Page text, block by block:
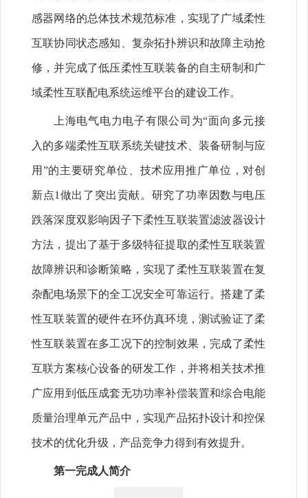
感器网络的总体技术规范标准，实现了广域柔性
互联协同状态感知、复杂拓扑辨识和故障主动抢
修，并完成了低压柔性互联装备的自主研制和广
域柔性互联配电系统运维平台的建设工作。
上海电气电力电子有限公司为“面向多元接
入的多端柔性互联系统关键技术、装备研制与应
用”的主要研究单位、技术应用推广单位，对创
新点1做出了突出贡献。研究了功率因数与电压
跌落深度双影响因子下柔性互联装置滤波器设计
方法，提出了基于多级特征提取的柔性互联装置
故障辨识和诊断策略，实现了柔性互联装置在复
杂配电场景下的全工况安全可靠运行。搭建了柔
性互联装置的硬件在环仿真环境，测试验证了柔
性互联装置在多工况下的控制效果，完成了柔性
互联方案核心设备的研发工作，并将相关技术推
广应用到低压成套无功功率补偿装置和综合电能
质量治理单元产品中，实现产品拓扑设计和控保
技术的优化升级，产品竞争力得到有效提升。
第一完成人简介